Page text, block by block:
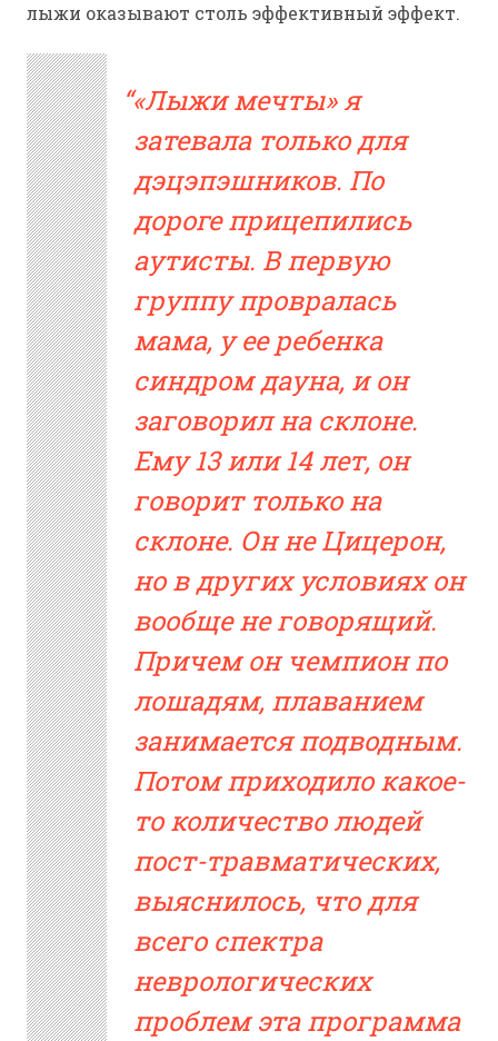
лыжи оказывают столь эффективный эффект.
«Лыжи мечты» я
затевала только для
дэцэпэшников. По
дороге прицепились
аутисты. В первую
группу провралась
мама, у ее ребенка
синдром дауна, и он
заговорил на склоне.
Ему 13 или 14 лет, он
говорит только на
склоне. Он не Цицерон,
но в других условиях он
вообще не говорящий.
Причем он чемпион по
лошадям, плаванием
занимается подводным.
Потом приходило какое-
то количество людей
пост-травматических,
выяснилось, что для
всего спектра
неврологических
проблем эта программа